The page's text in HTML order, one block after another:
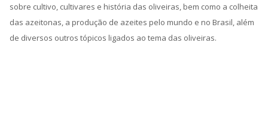
sobre cultivo, cultivares e história das oliveiras, bem como a colheita
das azeitonas, a produção de azeites pelo mundo e no Brasil, além
de diversos outros tópicos ligados ao tema das oliveiras.